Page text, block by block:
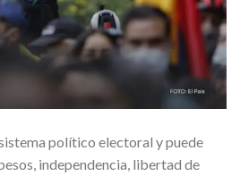
político electoral y puede
independencia, libertad de